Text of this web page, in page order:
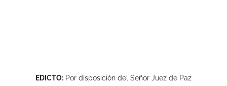
EDICTO: Por disposición del Señor Juez de Paz